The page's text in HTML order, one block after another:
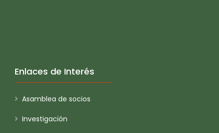
Enlaces de Interés
Asamblea de socios
Investigación